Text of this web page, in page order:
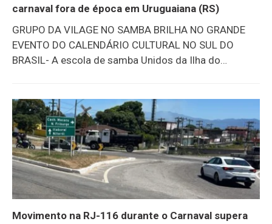
carnaval fora de época em Uruguaiana (RS)
GRUPO DA VILAGE NO SAMBA BRILHA NO GRANDE
EVENTO DO CALENDÁRIO CULTURAL NO SUL DO
BRASIL- A escola de samba Unidos da Ilha do
do Sul. Os desfiles terminaram neste final de semana.
O evento está consolidado no calendário cultural do
sul do Brasil e, além da grande estrutura e grande
público, é palco de nomes renomados do samba.
Nesse cenário, mais uma vez, brilhou um grupo de
friburguenses que conduziu a escola azul e branco. O
time friburguense, ligado à Vilage
Movimento na RJ-116 durante o Carnaval supera